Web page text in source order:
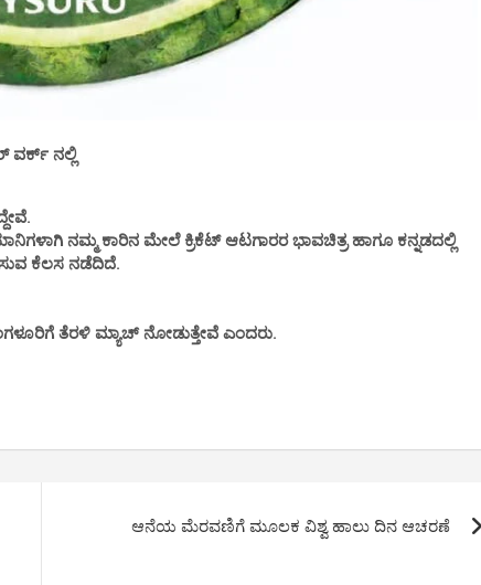
ವರ್ಕ್ ನಲ್ಲಿ
ನಮ್ಮ ಕಾರಿನ ಮೇಲೆ ಕ್ರಿಕೆಟ್ ಆಟಗಾರರ ಭಾವಚಿತ್ರ ಹಾಗೂ ಕನ್ನಡದಲ್ಲಿ
ಕೆಲಸ ನಡೆದಿದೆ.
ತೆರಳಿ ಮ್ಯಾಚ್ ನೋಡುತ್ತೇವೆ ಎಂದರು.
ಆನೆಯ ಮೆರವಣಿಗೆ ಮೂಲಕ ವಿಶ್ವ ಹಾಲು ದಿನ ಆಚರಣೆ